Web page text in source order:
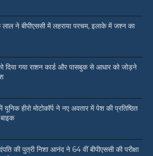
लाल ने बीपीएससी में लहराया परचम, इलाके में जश्न का
दिया गया राशन कार्ड और पासबुक से आधार को जोड़ने
यूनिक हीरो मोटोकॉर्प ने नए अवतार में पेश की प्रतिष्ठित
की पुत्री निशा आनंद ने 64 वीं बीपीएससी की परीक्षा